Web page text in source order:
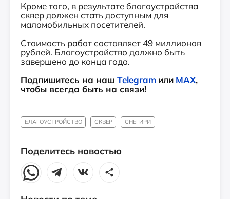
Кроме того, в результате благоустройства
сквер должен стать доступным для
маломобильных посетителей.
Стоимость работ составляет 49 миллионов
рублей. Благоустройство должно быть
завершено до конца года.
Подпишитесь на наш Telegram или MAX,
чтобы всегда быть на связи!
БЛАГОУСТРОЙСТВО СКВЕР СНЕГИРИ
Поделитесь новостью